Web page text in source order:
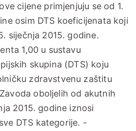
cijene primjenjuju se od 1.
osim DTS koeficijenata koji
siječnja 2015. godine.
1,00 u sustavu
skupina (DTS) koju
zdravstvenu zaštitu
oboljelih od akutnih
2015. godine iznosi
DTS kategorije. -